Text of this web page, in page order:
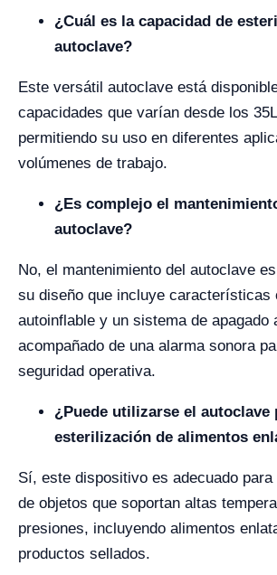
¿Cuál es la capacidad de
autoclave?
Este versátil autoclave está
capacidades que varían desde los
permitiendo su uso en diferentes
volúmenes de trabajo.
¿Es complejo el
autoclave?
No, el mantenimiento del autoclave
su diseño que incluye características
autoinflable y un sistema de apagado
acompañado de una alarma sonora
seguridad operativa.
¿Puede utilizarse el autoclave
esterilización de alimentos
Sí, este dispositivo es adecuado
de objetos que soportan altas
presiones, incluyendo alimentos
productos sellados.